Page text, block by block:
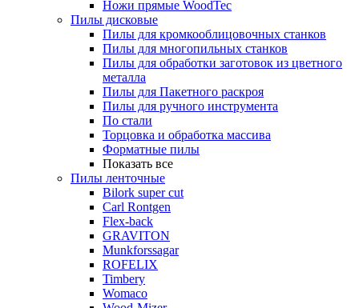
Ножи прямые WoodTec
Пилы дисковые
Пилы для кромкооблицовочных станков
Пилы для многопильных станков
Пилы для обработки заготовок из цветного
металла
Пилы для Пакетного раскроя
Пилы для ручного инструмента
По стали
Торцовка и обработка массива
Форматные пилы
Показать все
Пилы ленточные
Bilork super cut
Carl Rontgen
Flex-back
GRAVITON
Munkforssagar
ROFELIX
Timbery
Womaco